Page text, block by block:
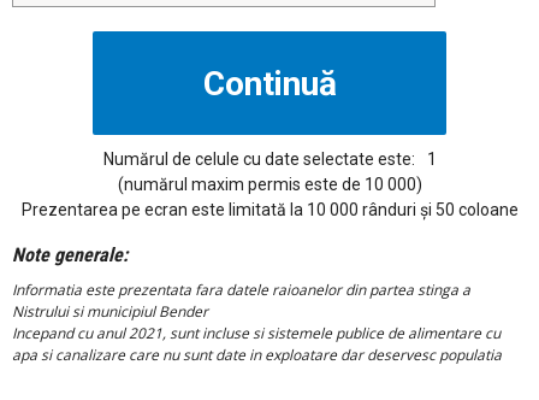
Numărul de celule cu date selectate este:
1
(numărul maxim permis este de 10 000)
Prezentarea pe ecran este limitată la 10 000 rânduri și 50 coloane
Note generale:
Informatia este prezentata fara datele raioanelor din partea stinga a
Nistrului si municipiul Bender
Incepand cu anul 2021, sunt incluse si sistemele publice de alimentare cu
apa si canalizare care nu sunt date in exploatare dar deservesc populatia